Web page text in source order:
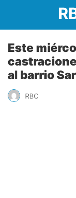
Este
al barrio
RBC